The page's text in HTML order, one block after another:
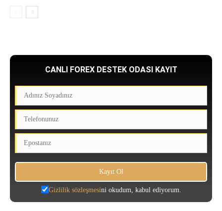
CANLI FOREX DESTEK ODASI KAYIT
Gizlilik sözleşmesini okudum, kabul ediyorum.